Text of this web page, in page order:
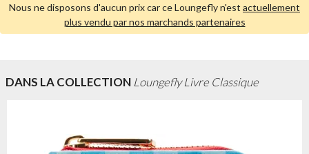
Nous ne disposons d'aucun prix car ce Loungefly n'est actuellement
plus vendu par nos marchands partenaires
DANS LA COLLECTION Loungefly Livre Classique